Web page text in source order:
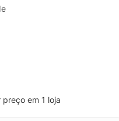
preço em 1 loja